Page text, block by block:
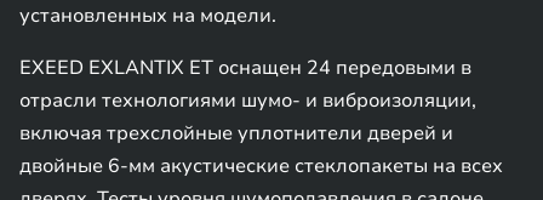
установленных на модели.
EXEED EXLANTIX ET оснащен 24 передовыми в
отрасли технологиями шумо- и виброизоляции,
включая трехслойные уплотнители дверей и
двойные 6-мм акустические стеклопакеты на всех